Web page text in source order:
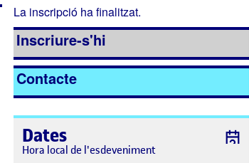
La inscripció ha finalitzat.
Inscriure-s'hi
Contacte
Dates
Hora local de l'esdeveniment